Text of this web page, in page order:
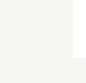
(4)フットワークに自